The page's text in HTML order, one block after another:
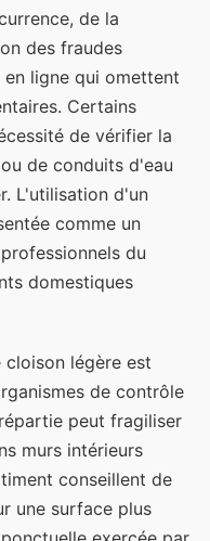
de la
des fraudes
en ligne qui omettent
Certains
de vérifier la
de conduits d'eau
L'utilisation d'un
comme un
du
domestiques
cloison légère est
de contrôle
peut fragiliser
murs intérieurs
conseillent de
une surface plus